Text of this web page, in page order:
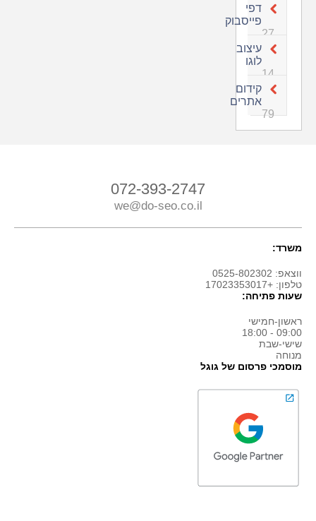
דפי
פייסבוק
27
עיצוב
לוגו
14
קידום
אתרים
79
072-393-2747
we@do-seo.co.il
משרד:
ווצאפ: 0525-802302
טלפון: +17023353017
שעות פתיחה:
ראשון-חמישי
09:00 - 18:00
שישי-שבת
מנוחה
מוסמכי פרסום של גוגל